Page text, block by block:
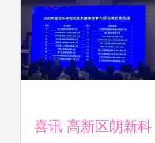
喜讯 高新区朗新科